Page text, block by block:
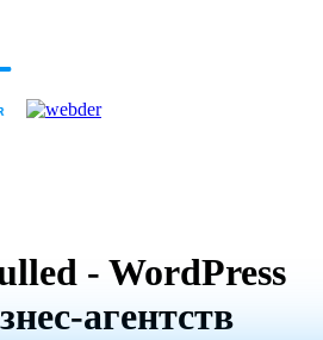
- WordPress
агентств